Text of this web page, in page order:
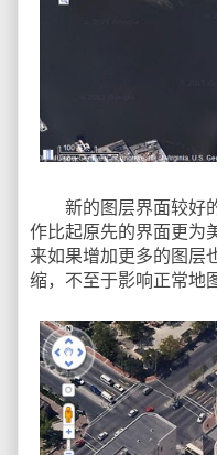
新的图层界面较好的
作比起原先的界面更为
来如果增加更多的图层
缩，不至于影响正常地